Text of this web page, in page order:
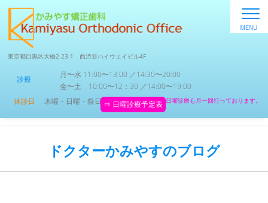
東京都目黒区大橋2-23-1 西渋谷ハイウェイビル4F
診療
月〜水 11:00〜13:00 ／14:30〜20:00
金〜土 10:00〜12：30 ／14:00〜19:00
休診日
木曜・日曜・祭日 ⇒ 日曜診療予定表 日曜診療も月一回行っております。
ドクターかみやすのブログ